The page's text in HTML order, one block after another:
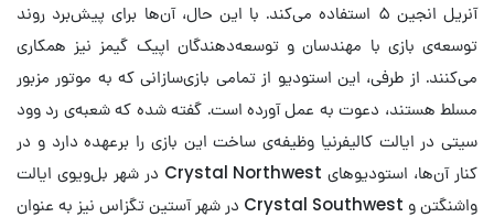
آنریل انجین ۵ استفاده می‌کند. با این حال، آن‌ها برای پیش‌برد روند
توسعه‌ی بازی با مهندسان و توسعه‌دهندگان اپیک گیمز نیز همکاری
می‌کنند. از طرفی، این استودیو از تمامی بازی‌سازانی که به موتور مزبور
مسلط هستند، دعوت به عمل آورده است. گفته شده که شعبه‌ی رد وود
سیتی در ایالت کالیفرنیا وظیفه‌ی ساخت این بازی را برعهده دارد و در
کنار آن‌ها، استودیوهای Crystal Northwest در شهر بل‌ویوی ایالت
واشنگتن و Crystal Southwest در شهر آستین تگزاس نیز به عنوان